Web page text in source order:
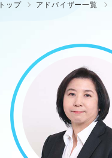
トップ アドバイザー一覧